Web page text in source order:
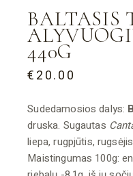
BALTASIS
440G
€20.00
Sudedamosios dalys:
druska. Sugautas
liepa, rugpjūtis,
Maistingumas 100g: